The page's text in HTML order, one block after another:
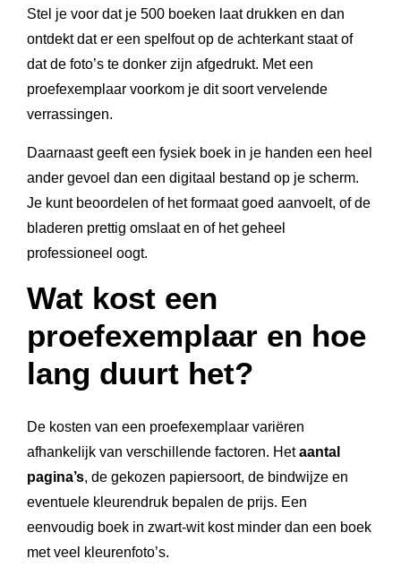
Stel je voor dat je 500 boeken laat drukken en dan
ontdekt dat er een spelfout op de achterkant staat of
dat de foto’s te donker zijn afgedrukt. Met een
proefexemplaar voorkom je dit soort vervelende
verrassingen.
Daarnaast geeft een fysiek boek in je handen een heel
ander gevoel dan een digitaal bestand op je scherm.
Je kunt beoordelen of het formaat goed aanvoelt, of de
bladeren prettig omslaat en of het geheel
professioneel oogt.
Wat kost een
proefexemplaar en hoe
lang duurt het?
De kosten van een proefexemplaar variëren
afhankelijk van verschillende factoren. Hetaantal
pagina’s, de gekozen papiersoort, de bindwijze en
eventuele kleurendruk bepalen de prijs. Een
eenvoudig boek in zwart-wit kost minder dan een boek
met veel kleurenfoto’s.